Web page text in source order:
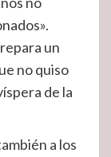
un
no quiso
de la
a los